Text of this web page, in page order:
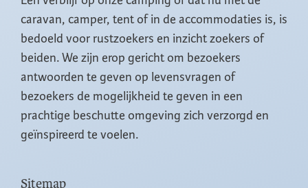
caravan, camper, tent of in de accommodaties is, is
bedoeld voor rustzoekers en inzicht zoekers of
beiden. We zijn erop gericht om bezoekers
antwoorden te geven op levensvragen of
bezoekers de mogelijkheid te geven in een
prachtige beschutte omgeving zich verzorgd en
geïnspireerd te voelen.
Sitemap